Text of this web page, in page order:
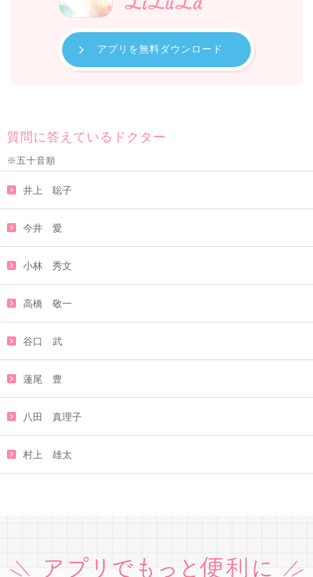
アプリを無料ダウンロード
質問に答えているドクター
※五十音順
井上 聡子
今井 愛
小林 秀文
高橋 敬一
谷口 武
蓮尾 豊
八田 真理子
村上 雄太